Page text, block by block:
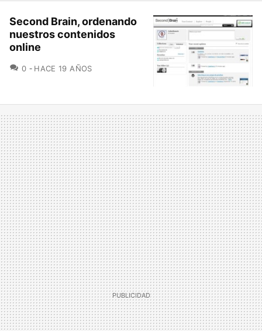
Second Brain, ordenando
nuestros contenidos
online
0 COMENTARIOS
HACE 19 AÑOS